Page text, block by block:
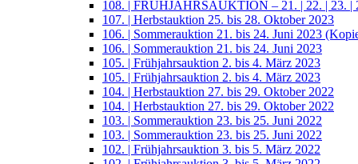
108. | FRÜHJAHRSAUKTION – 21. | 22. | 23. |
107. | Herbstauktion 25. bis 28. Oktober 2023
106. | Sommerauktion 21. bis 24. Juni 2023
106. | Sommerauktion 21. bis 24. Juni 2023
105. | Frühjahrsauktion 2. bis 4. März 2023
105. | Frühjahrsauktion 2. bis 4. März 2023
104. | Herbstauktion 27. bis 29. Oktober 2022
104. | Herbstauktion 27. bis 29. Oktober 2022
103. | Sommerauktion 23. bis 25. Juni 2022
103. | Sommerauktion 23. bis 25. Juni 2022
102. | Frühjahrsauktion 3. bis 5. März 2022